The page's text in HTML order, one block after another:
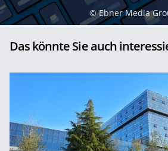
© Ebner Media
Das könnte Sie auch